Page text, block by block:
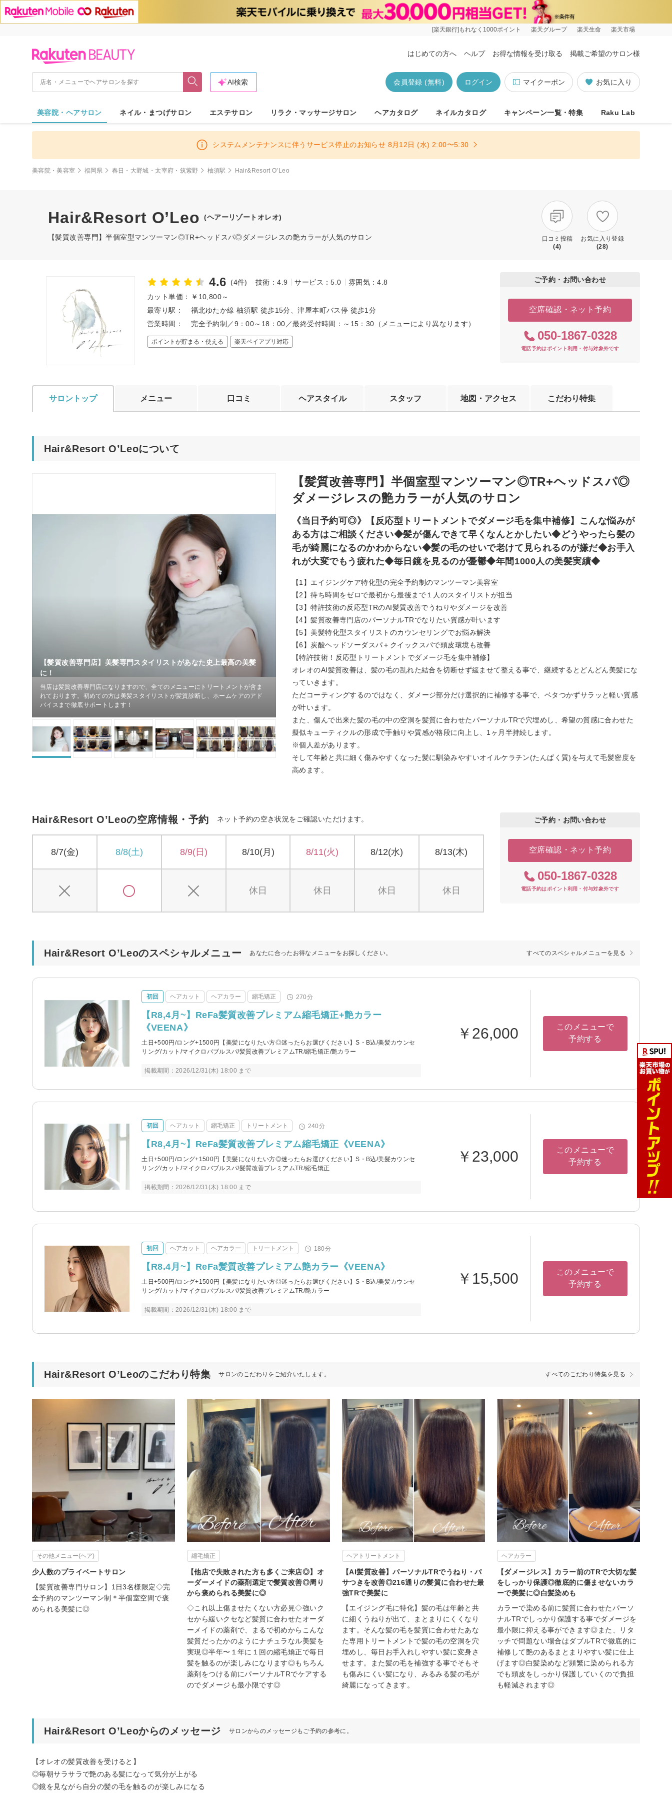
[楽天銀行]もれなく1000ポイント 楽天グループ 楽天生命 楽天市場
はじめての方へ ヘルプ お得な情報を受け取る 掲載ご希望のサロン様
お気に入り
マイクーポン
ログイン
会員登録 (無料)
AI検索
美容院・ヘアサロン ネイル・まつげサロン エステサロン リラク・マッサージサロン ヘアカタログ ネイルカタログ キャンペーン一覧・特集 Raku Lab
システムメンテナンスに伴うサービス停止のお知らせ 8月12日 (水) 2:00〜5:30
美容院・美容室 福岡県 春日・大野城・太宰府・筑紫野 柚須駅 Hair&Resort O’Leo
Hair&Resort O’Leo (ヘアーリゾートオレオ)
【髪質改善専門】半個室型マンツーマン◎TR+ヘッドスパ◎ダメージレスの艶カラーが人気のサロン
口コミ投稿
(4)
お気に入り登録
(28)
4.6 (4件) 技術：4.9 サービス：5.0
雰囲気：4.8
カット単価：
￥10,800～
最寄り駅：
福北ゆたか線 柚須駅 徒歩15分、津屋本町バス停 徒歩1分
営業時間：
完全予約制／9：00～18：00／最終受付時間：～15：30（メニューにより異なります）
ポイントが貯まる・使える 楽天ペイアプリ対応
ご予約・お問い合わせ
空席確認・ネット予約
050-1867-0328
電話予約はポイント利用・付与対象外です
サロントップ メニュー 口コミ ヘアスタイル スタッフ 地図・アクセス こだわり特集
Hair&Resort O’Leoについて
【髪質改善専門店】美髪専門スタイリストがあなた史上最高の美髪
に！
当店は髪質改善専門店になりますので、全てのメニューにトリートメントが含ま
れております。初めての方は美髪スタイリストが髪質診断し、ホームケアのアド
バイスまで徹底サポートします！
【髪質改善専門】半個室型マンツーマン◎TR+ヘッドスパ◎
ダメージレスの艶カラーが人気のサロン
《当日予約可◎》【反応型トリートメントでダメージ毛を集中補修】こんな悩みが
ある方はご相談ください◆髪が傷んできて早くなんとかしたい◆どうやったら髪の
毛が綺麗になるのかわからない◆髪の毛のせいで老けて見られるのが嫌だ◆お手入
れが大変でもう疲れた◆毎日鏡を見るのが憂鬱◆年間1000人の美髪実績◆
【1】エイジングケア特化型の完全予約制のマンツーマン美容室
【2】待ち時間をゼロで最初から最後まで１人のスタイリストが担当
【3】特許技術の反応型TRのAI髪質改善でうねりやダメージを改善
【4】髪質改善専門店のパーソナルTRでなりたい質感が叶います
【5】美髪特化型スタイリストのカウンセリングでお悩み解決
【6】炭酸ヘッドソーダスパ＋クイックスパで頭皮環境も改善
【特許技術！反応型トリートメントでダメージ毛を集中補修】
オレオのAI髪質改善は、髪の毛の乱れた結合を切断せず緩ませて整える事で、継続するとどんどん美髪にな
っていきます。
ただコーティングするのではなく、ダメージ部分だけ選択的に補修する事で、ベタつかずサラッと軽い質感
が叶います。
また、傷んで出来た髪の毛の中の空洞を髪質に合わせたパーソナルTRで穴埋めし、希望の質感に合わせた
擬似キューティクルの形成で手触りや質感が格段に向上し、1ヶ月半持続します。
※個人差があります。
そして年齢と共に細く傷みやすくなった髪に馴染みやすいオイルケラチン(たんぱく質)を与えて毛髪密度を
高めます。
Hair&Resort O’Leoの空席情報・予約 ネット予約の空き状況をご確認いただけます。
8/7(金) 8/8(土) 8/9(日) 8/10(月)
休日
8/11(火)
休日
8/12(水)
休日
8/13(木)
休日
ご予約・お問い合わせ
空席確認・ネット予約
050-1867-0328
電話予約はポイント利用・付与対象外です
Hair&Resort O’Leoのスペシャルメニュー あなたに合ったお得なメニューをお探しください。 すべてのスペシャルメニューを見る
初回 ヘアカット ヘアカラー 縮毛矯正 270分
【R8,4月~】ReFa髪質改善プレミアム縮毛矯正+艶カラー
《VEENA》
土日+500円/ロング+1500円【美髪になりたい方◎迷ったらお選びください】S・B込/美髪カウンセ
リング/カット/マイクロバブルスパ/髪質改善プレミアムTR/縮毛矯正/艶カラー
掲載期間：2026/12/31(木) 18:00 まで
￥26,000
このメニューで
予約する
初回 ヘアカット 縮毛矯正 トリートメント 240分
【R8,4月~】ReFa髪質改善プレミアム縮毛矯正《VEENA》
土日+500円/ロング+1500円【美髪になりたい方◎迷ったらお選びください】S・B込/美髪カウンセ
リング/カット/マイクロバブルスパ/髪質改善プレミアムTR/縮毛矯正
掲載期間：2026/12/31(木) 18:00 まで
￥23,000
このメニューで
予約する
初回 ヘアカット ヘアカラー トリートメント 180分
【R8.4月~】ReFa髪質改善プレミアム艶カラー《VEENA》
土日+500円/ロング+1500円【美髪になりたい方◎迷ったらお選びください】S・B込/美髪カウンセ
リング/カット/マイクロバブルスパ/髪質改善プレミアムTR/艶カラー
掲載期間：2026/12/31(木) 18:00 まで
￥15,500
このメニューで
予約する
Hair&Resort O’Leoのこだわり特集 サロンのこだわりをご紹介いたします。 すべてのこだわり特集を見る
その他メニュー(ヘア)
少人数のプライベートサロン
【髪質改善専門サロン】1日3名様限定◇完
全予約のマンツーマン制＊半個室空間で褒
められる美髪に◎
縮毛矯正
【他店で失敗された方も多くご来店◎】オ
ーダーメイドの薬剤選定で髪質改善◎周り
から褒められる美髪に◎
◇これ以上傷ませたくない方必見◇強いク
セから緩いクセなど髪質に合わせたオーダ
ーメイドの薬剤で、まるで初めからこんな
髪質だったかのようにナチュラなル美髪を
実現◎半年〜１年に１回の縮毛矯正で毎日
髪を触るのが楽しみになります◎もちろん
薬剤をつける前にパーソナルTRでケアする
のでダメージも最小限です◎
ヘアトリートメント
【AI髪質改善】パーソナルTRでうねり・パ
サつきを改善◎216通りの髪質に合わせた最
強TRで美髪に
【エイジング毛に特化】髪の毛は年齢と共
に細くうねりが出て、まとまりにくくなり
ます。そんな髪の毛を髪質に合わせたあな
た専用トリートメントで髪の毛の空洞を穴
埋めし、毎日お手入れしやすい髪に変身さ
せます。また髪の毛を補強する事でそもそ
も傷みにくい髪になり、みるみる髪の毛が
綺麗になってきます。
ヘアカラー
【ダメージレス】カラー前のTRで大切な髪
をしっかり保護◎徹底的に傷ませないカラ
ーで美髪に◎白髪染めも
カラーで染める前に髪質に合わせたパーソ
ナルTRでしっかり保護する事でダメージを
最小限に抑える事ができます◎また、リタ
ッチで問題ない場合はダブルTRで徹底的に
補修して艶のあるまとまりやすい髪に仕上
げます◎白髪染めなど頻繁に染められる方
でも頭皮をしっかり保護していくので負担
も軽減されます◎
Hair&Resort O’Leoからのメッセージ サロンからのメッセージもご予約の参考に。
【オレオの髪質改善を受けると】
◎毎朝サラサラで艶のある髪になって気分が上がる
◎鏡を見ながら自分の髪の毛を触るのが楽しみになる